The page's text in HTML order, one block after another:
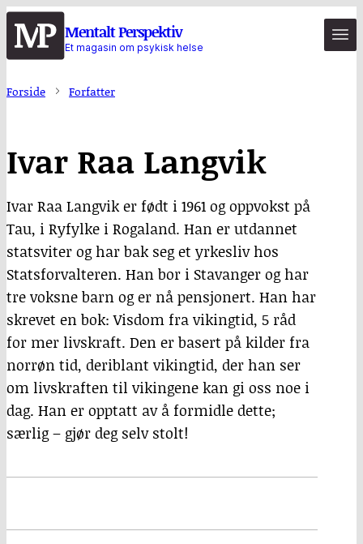
Hopp
til
hovedinnhold
Mentalt Perspektiv
Et magasin om psykisk helse
Forside Forfatter
Ivar Raa Langvik
Ivar Raa Langvik er født i 1961 og oppvokst på
Tau, i Ryfylke i Rogaland. Han er utdannet
statsviter og har bak seg et yrkesliv hos
Statsforvalteren. Han bor i Stavanger og har
tre voksne barn og er nå pensjonert. Han har
skrevet en bok: Visdom fra vikingtid, 5 råd
for mer livskraft. Den er basert på kilder fra
norrøn tid, deriblant vikingtid, der han ser
om livskraften til vikingene kan gi oss noe i
dag. Han er opptatt av å formidle dette;
særlig – gjør deg selv stolt!